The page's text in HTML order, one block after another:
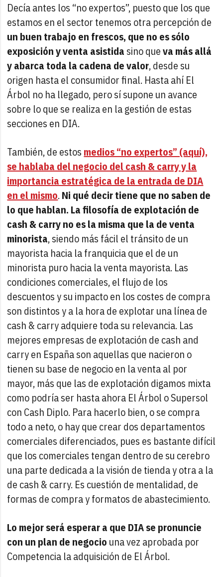
Decía antes los “no expertos”, puesto que los que
estamos en el sector tenemos otra percepción de
un buen trabajo en frescos, que no es sólo
exposición y venta asistida sino queva más allá
y abarca toda la cadena de valor, desde su
origen hasta el consumidor final. Hasta ahí El
Árbol no ha llegado, pero sí supone un avance
sobre lo que se realiza en la gestión de estas
secciones en DIA.
También, de estos medios “no expertos” (aquí),
se hablaba del negocio del cash & carry y la
importancia estratégica de la entrada de DIA
en el mismo. Ni qué decir tiene que no saben de
lo que hablan. La filosofía de explotación de
cash & carry no es la misma que la de venta
minorista, siendo más fácil el tránsito de un
mayorista hacia la franquicia que el de un
minorista puro hacia la venta mayorista. Las
condiciones comerciales, el flujo de los
descuentos y su impacto en los costes de compra
son distintos y a la hora de explotar una línea de
cash & carry adquiere toda su relevancia. Las
mejores empresas de explotación de cash and
carry en España son aquellas que nacieron o
tienen su base de negocio en la venta al por
mayor, más que las de explotación digamos mixta
como podría ser hasta ahora El Árbol o Supersol
con Cash Diplo. Para hacerlo bien, o se compra
todo a neto, o hay que crear dos departamentos
comerciales diferenciados, pues es bastante difícil
que los comerciales tengan dentro de su cerebro
una parte dedicada a la visión de tienda y otra a la
de cash & carry. Es cuestión de mentalidad, de
formas de compra y formatos de abastecimiento.
Lo mejor será esperar a que DIA se pronuncie
con un plan de negocio una vez aprobada por
Competencia la adquisición de El Árbol.